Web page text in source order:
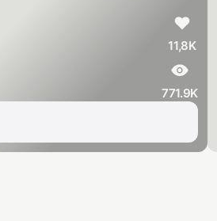
11,8K
771.9K